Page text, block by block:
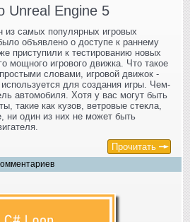
Unreal Engine 5
из самых популярных игровых
объявлено о доступе к раннему
приступили к тестированию новых
мощного игрового движка. Что такое
словами, игровой движок -
для создания игры. Чем-
автомобиля. Хотя у вас могут быть
такие как кузов, ветровые стекла,
ни один из них не может быть
Прочитать